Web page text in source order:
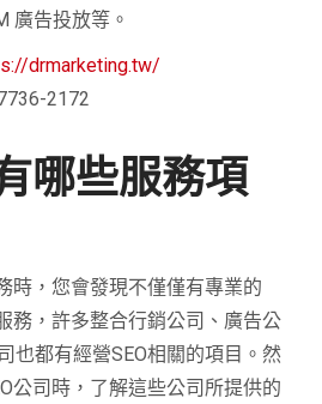
廣告投放等。
drmarketing.tw/
2172
哪些服務項
時，您會發現不僅僅有專業的
務，許多整合行銷公司、廣告公
也都有經營SEO相關的項目。然
公司時，了解這些公司所提供的